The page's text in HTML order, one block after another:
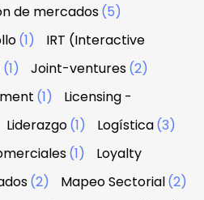
de mercados(5)
(1)
IRT (Interactive
(1) Joint-ventures(2)
(1)
Licensing -
Liderazgo(1) Logística(3)
(1)
Loyalty
(2) Mapeo Sectorial(2)